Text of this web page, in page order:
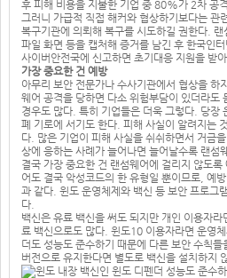
후 피해 비용을 지불한 기업 중 80%가 2차 공
그러니 가급적 직접 해커와 협상하기보다는 관
복구기관에 의뢰해 복구를 시도하길 권한다.
파일 화면 등을 캡처해 증거를 남긴 후 한국인
사이버안전국에 신고하면 초기대응 지원을 받
가장 중요한 건 예방
아무리 보안 전문가나 수사기관에서 협상을 하
웨어 공격을 당하면 다소 위험부담이 있더라도
경우도 많다. 특히 기업들은 더욱 그렇다. 당장
폐 기로에 서기도 한다. 피해 사실이 알려지는
다. 많은 기업이 피해 사실을 쉬쉬하면서 거금
상에 응하는 사례가 늘어나면 늘어날수록 랜섬
결국 가장 중요한 건 랜섬웨어에 걸리지 않도
어도 결국 악성코드의 한 유형일 뿐이므로, 예
과 같다. 윈도 운영체제와 백신 등 보안 프로그
다.
백신은 유료 백신을 써도 되지만 개인 이용자
료 백신으로도 많다. 윈도10 이용자라면 운영
더도 성능도 준수하기 때문에 다른 보안 수칙
버전으로 유지한다면 별도로 백신을 설치하지